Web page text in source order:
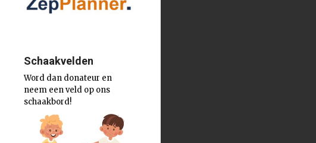
Schaakvelden
Word dan donateur en
neem een veld op ons
schaakbord!